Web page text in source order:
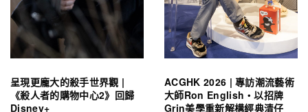
呈現更龐大的殺手世界觀 |
《殺人者的購物中心2》回歸
Disney+
ACGHK 2026 | 專訪潮流藝術
大師Ron English・以招牌
Grin美學重新解構經典清仔